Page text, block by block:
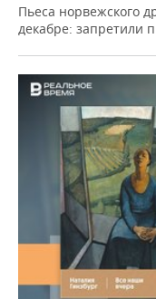
Пьеса норвежского
декабре: запретили